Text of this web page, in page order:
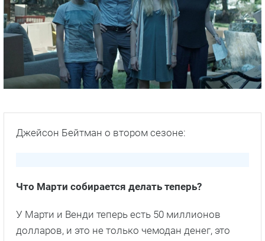
Джейсон Бейтман о втором сезоне:
Что Марти собирается делать теперь?
У Марти и Венди теперь есть 50 миллионов
долларов, и это не только чемодан денег, это